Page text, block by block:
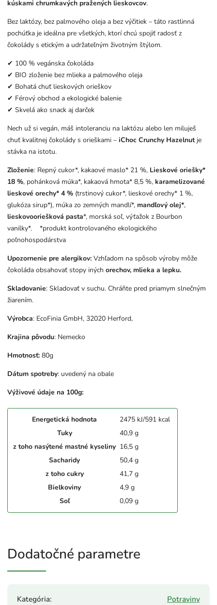
kúskami chrumkavých pražených lieskovcov.
Bez laktózy, bez palmového oleja a bez výčitiek – táto rastlinná
pochúťka je ideálna pre všetkých, ktoríchcú spojiť radosť z
čokolády s etickým a udržateľným životným štýlom.
✔ 100 % vegánska čokoláda
✔ BIO zloženie bez mlieka a palmového oleja
✔ Bohatá chuť lieskových orieškov
✔ Férový obchod a ekologické balenie
✔ Skvelá ako snack aj darček
Nech už si vegán, máš intoleranciu na laktózu alebo len miluješ
chuť kvalitnej čokolády s orieškami – iChoc Crunchy Hazelnut je
stávka na istotu.
Zloženie: Repný cukor*, kakaové maslo* 21 %, Lieskové oriešky*
18 %, pohánková múka*, kakaová hmota* 8,5 %, karamelizované
lieskové orechy* 4 % (trstinový cukor*, lieskové orechy* 1 %,
glukóza sirup*), múka zo zemných mandlí*, mandľový olej*,
lieskovooriešková pasta*, morská soľ, výťažok z Bourbon
vanilky*. *produkt kontrolovaného ekologického
poľnohospodárstva
Upozornenie pre alergikov: Vzhľadom na spôsob výroby môže
čokoláda obsahovať stopy iných orechov, mlieka a lepku.
Skladovanie: Skladovať v suchu. Chráňte pred priamym slnečným
žiarením.
Výrobca: EcoFinia GmbH, 32020 Herford,
Krajina pôvodu: Nemecko
Hmotnosť: 80g
Dátum spotreby: uvedený na obale
Výživové údaje na 100g:
Energetická hodnota
2475 kJ/591 kcal
Tuky
40,9 g
z toho nasýtené mastné kyseliny 16,5 g
Sacharidy
50,4 g
z toho cukry
41,7 g
Bielkoviny
4,9 g
Soľ
0,09 g
Dodatočné parametre
Kategória:
Potraviny